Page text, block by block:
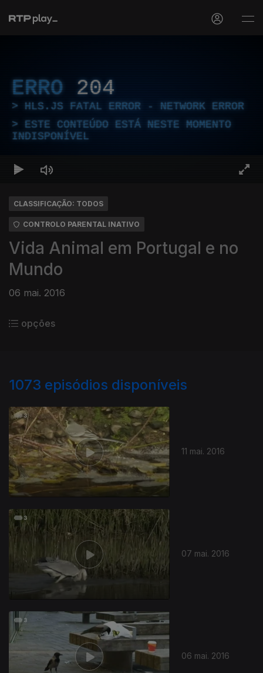
ERRO 204
HLS.JS FATAL ERROR - NETWORK ERROR
ESTE CONTEÚDO ESTÁ NESTE MOMENTO
INDISPONÍVEL
CLASSIFICAÇÃO: TODOS
CONTROLO PARENTAL INATIVO
Vida Animal em Portugal e no
Mundo
06 mai. 2016
opções
1073 episódios disponíveis
11 mai. 2016
07 mai. 2016
06 mai. 2016